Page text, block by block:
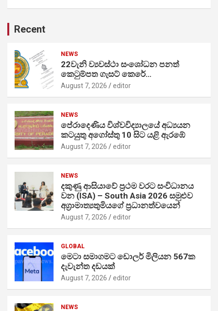
Recent
NEWS
22වැනි ව්‍යවස්ථා සංශෝධන පනත්
කෙටුම්පත ගැසට් කෙරේ…
August 7, 2026 editor
NEWS
පේරාදෙණිය විශ්වවිද්‍යාලයේ අධ්‍යයන
කටයුතු අගෝස්තු 10 සිට යළි ඇරඹේ
August 7, 2026 editor
NEWS
දකුණු ආසියාවේ ප්‍රථම වරට සංවිධානය
වන (ISA) – South Asia 2026 සමුළුව
අග්‍රාමාත්‍යතුමියගේ ප්‍රධානත්වයෙන්
August 7, 2026 editor
GLOBAL
මෙටා සමාගමට ඩොලර් මිලියන 567ක
දැවැන්ත දඩයක්
August 7, 2026 editor
NEWS